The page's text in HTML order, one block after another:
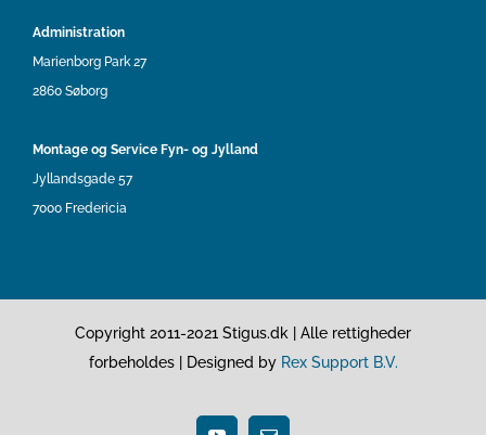
Administration
Marienborg Park 27
2860 Søborg
Montage og Service Fyn- og Jylland
Jyllandsgade 57
7000 Fredericia
Copyright 2011-2021 Stigus.dk | Alle rettigheder
forbeholdes | Designed by Rex Support B.V.